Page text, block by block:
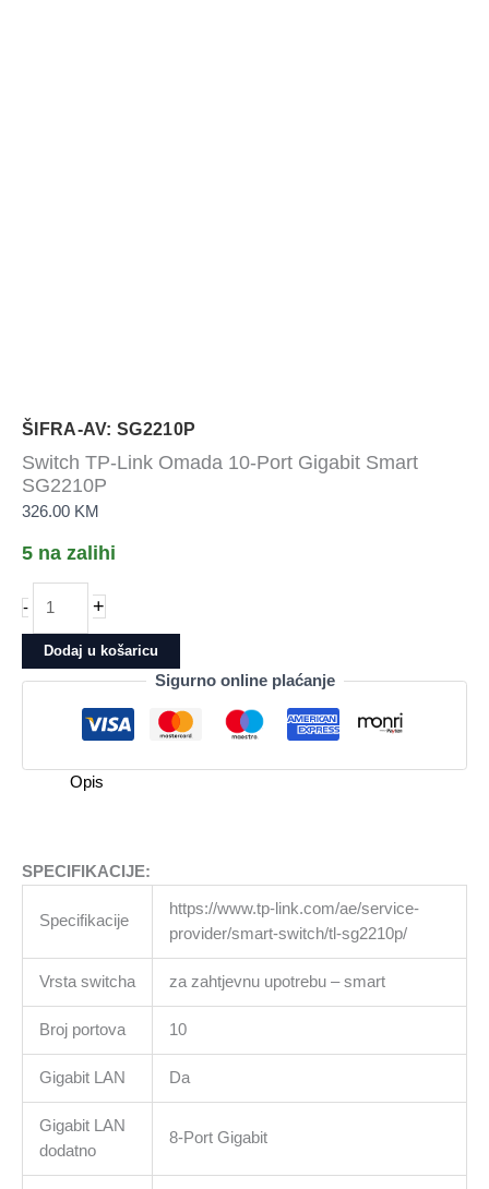
ŠIFRA-AV: SG2210P
Switch TP-Link Omada 10-Port Gigabit Smart
SG2210P
326.00 KM
5 na zalihi
-
TP-
Link
Omada
Smart
SG2210P
+
Dodaj u košaricu
Sigurno online plaćanje
Opis
SPECIFIKACIJE:
Specifikacije
https://www.tp-link.com/ae/service-
provider/smart-switch/tl-sg2210p/
Vrsta switcha za zahtjevnu upotrebu – smart
Broj portova 10
Gigabit LAN Da
Gigabit LAN
dodatno
8-Port Gigabit